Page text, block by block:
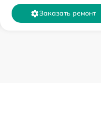
Заказать ремонт